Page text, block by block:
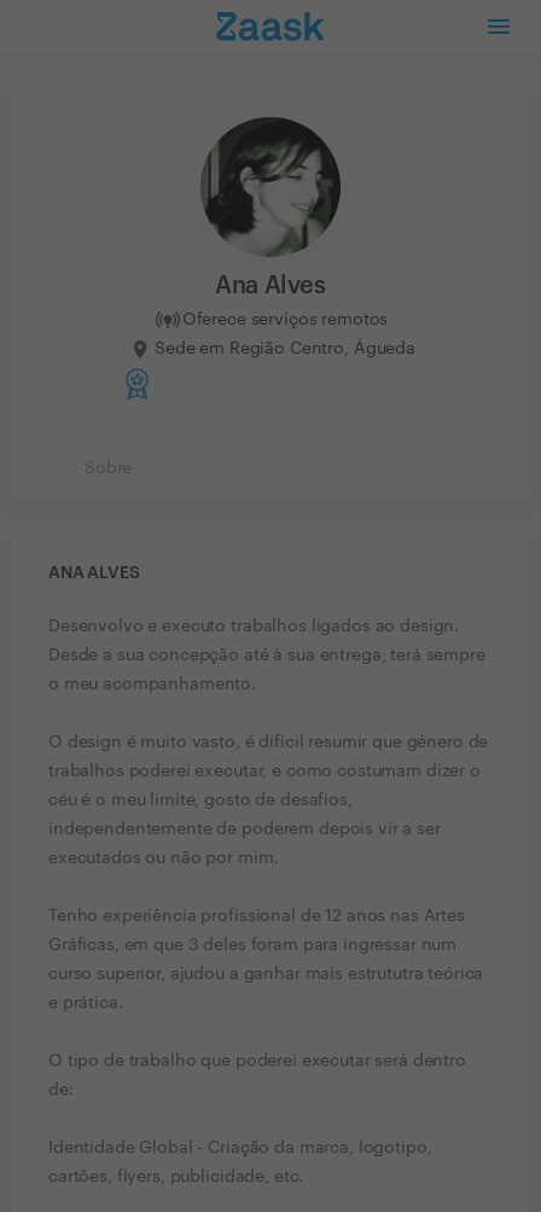
Ana Alves
Oferece serviços remotos
Sede em Região Centro, Águeda
Sobre
ANA ALVES
Desenvolvo e executo trabalhos ligados ao design.
Desde a sua concepção até à sua entrega, terá sempre
o meu acompanhamento.
O design é muito vasto, é dificil resumir que género de
trabalhos poderei executar, e como costumam dizer o
céu é o meu limite, gosto de desafios,
independentemente de poderem depois vir a ser
executados ou não por mim.
Tenho experiência profissional de 12 anos nas Artes
Gráficas, em que 3 deles foram para ingressar num
curso superior, ajudou a ganhar mais estrututra teórica
e prática.
O tipo de trabalho que poderei executar será dentro
de:
Identidade Global - Criação da marca, logotipo,
cartões, flyers, publicidade, etc.